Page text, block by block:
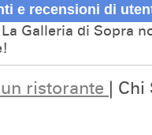
e recensioni di
Galleria di Sopra
ristorante | Chi